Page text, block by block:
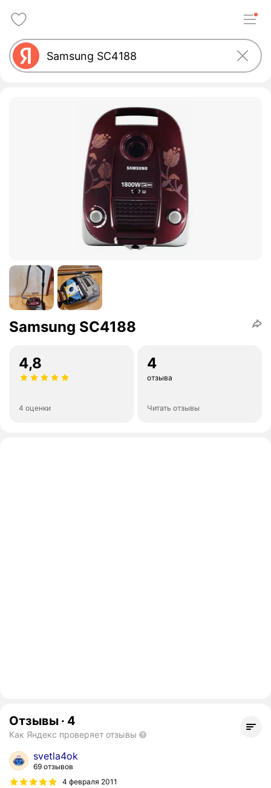
Samsung SC4188
4,8
4 оценки
4
отзыва
Читать отзывы
Отзывы · 4
Как Яндекс проверяет отзывы
svetla4ok
69 отзывов
4 февраля 2011